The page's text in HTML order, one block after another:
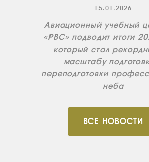
15.01.2026
Авиационный учебный
«РВС» подводит итоги
который стал
масштабу
переподготовки
неба
ВСЕ НОВОСТИ